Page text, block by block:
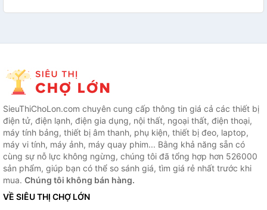
SieuThiChoLon.com chuyên cung cấp thông tin giá cả các thiết bị
điện tử, điện lạnh, điện gia dụng, nội thất, ngoại thất, điện thoại,
máy tính bảng, thiết bị âm thanh, phụ kiện, thiết bị đeo, laptop,
máy vi tính, máy ảnh, máy quay phim... Bằng khả năng sẵn có
cùng sự nỗ lực không ngừng, chúng tôi đã tổng hợp hơn 526000
sản phẩm, giúp bạn có thể so sánh giá, tìm giá rẻ nhất trước khi
mua. Chúng tôi không bán hàng.
VỀ SIÊU THỊ CHỢ LỚN